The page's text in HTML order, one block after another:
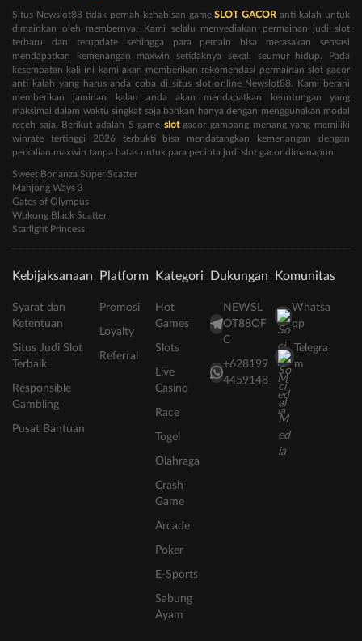
Situs Newslot88 tidak pernah kehabisan gameSLOT GACOR anti kalah untuk
dimainkan oleh membernya. Kami selalu menyediakan permainan judi slot
terbaru dan terupdate sehingga para pemain bisa merasakan sensasi
mendapatkan kemenangan maxwin setidaknya sekali seumur hidup. Pada
kesempatan kali ini kami akan memberikan rekomendasi permainan slot gacor
anti kalah yang harus anda coba di situs slot online Newslot88. Kami berani
memberikan jaminan kalau anda akan mendapatkan keuntungan yang
maksimal dalam waktu singkat saja bahkan hanya dengan menggunakan modal
receh saja. Berikut adalah 5 game slotgacor gampang menang yang memiliki
winrate tertinggi 2026 terbukti bisa mendatangkan kemenangan dengan
perkalian maxwin tanpa batas untuk para pecinta judi slot gacor dimanapun.
Sweet Bonanza Super Scatter
Mahjong Ways 3
Gates of Olympus
Wukong Black Scatter
Starlight Princess
Kebijaksanaan
Syarat dan
Ketentuan
Situs Judi Slot
Terbaik
Responsible
Gambling
Pusat Bantuan
Platform
Promosi
Loyalty
Referral
Kategori
Hot
Games
Slots
Live
Casino
Race
Togel
Olahraga
Crash
Game
Arcade
Poker
E-Sports
Sabung
Ayam
Dukungan
NEWSL
OT88OF
C
+628199
4459148
Komunitas
Whatsa
pp
Telegra
m